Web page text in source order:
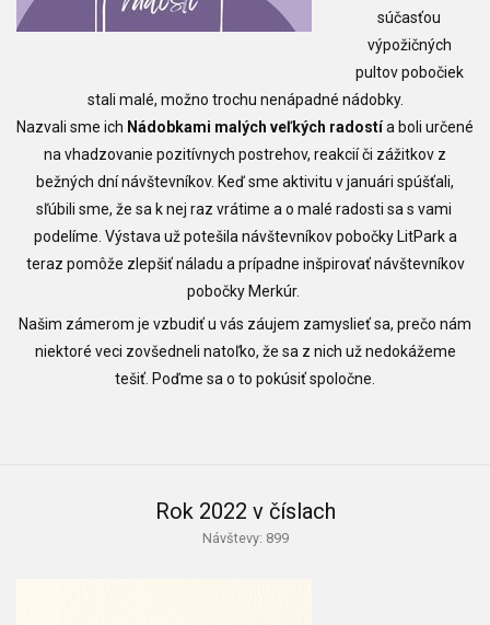
súčasťou
výpožičných
pultov pobočiek
stali malé, možno trochu nenápadné nádobky.
Nazvali sme ich Nádobkami malých veľkých radostía boli určené
na vhadzovanie pozitívnych postrehov, reakcií či zážitkov z
bežných dní návštevníkov. Keď sme aktivitu v januári spúšťali,
sľúbili sme, že sa k nej raz vrátime a o malé radosti sa s vami
podelíme. Výstava už potešila návštevníkov pobočky LitPark a
teraz pomôže zlepšiť náladu a prípadne inšpirovať návštevníkov
pobočky Merkúr.
Našim zámerom je vzbudiť u vás záujem zamyslieť sa, prečo nám
niektoré veci zovšedneli natoľko, že sa z nich už nedokážeme
tešiť. Poďme sa o to pokúsiť spoločne.
Rok 2022 v číslach
Návštevy: 899